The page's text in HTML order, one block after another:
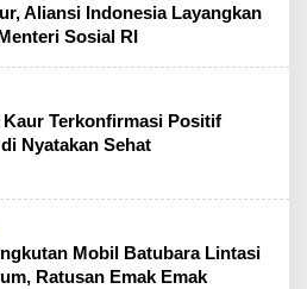
Aliansi Indonesia Layangkan
Sosial RI
Kaur Terkonfirmasi Positif
Nyatakan Sehat
Mobil Batubara Lintasi
Ratusan Emak Emak